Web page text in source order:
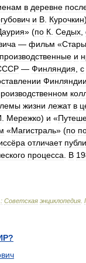
в деревне
и В Курочкин)
» (по К Седых
— фильм «
производственные и
— Финляндия с
Финляндии
жизни лежат в
Мережко) и «
«Магистраль» (по
отличает
процесса В
: Советская энциклопедия